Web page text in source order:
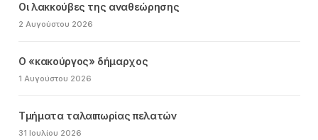
Οι λακκούβες της αναθεώρησης
2 Αυγούστου 2026
Ο «κακούργος» δήμαρχος
1 Αυγούστου 2026
Τμήματα ταλαιπωρίας πελατών
31 Ιουλίου 2026